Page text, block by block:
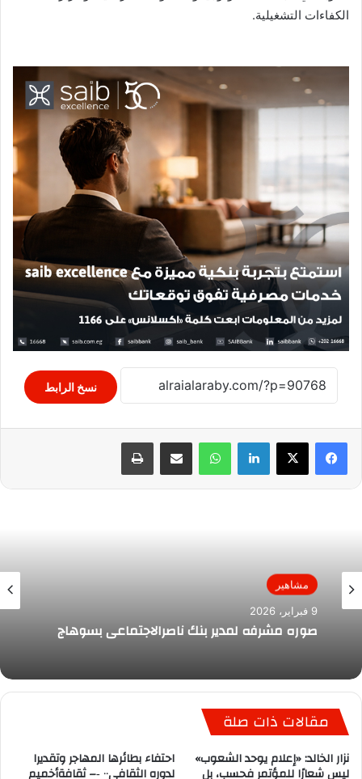
الكفاءات التشغيلية.
نسخ الرابط
لينكدإن واتساب مشاركة عبر البريد طباعة
مشاهير
9 فبراير، 2026
صوره مشرفه لمدير بنك ناصرالاجتماعي بسوهاج
مقالات ذات صلة
نزار الخالد: «إعلام يوحد الشعوب»
ليس شعارًا للمؤتمر فحسب، بل
احتفاء بطائرها المهاجر وتقديرا
لدوره الثقافى٠٠ ‐– ثقافةأخميم